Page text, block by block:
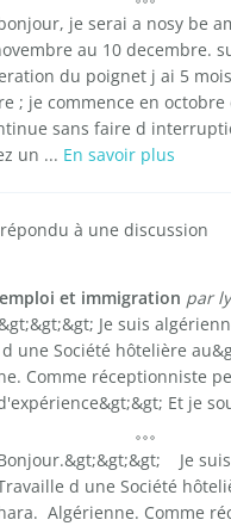
je serai a nosy be
au 10 decembre.
du poignet j ai 5
; je commence en
sans faire d
un ... En savoir plus
à une discussion
et immigration par
Je suis
une Société hôtelière
Comme réceptionniste
Et je
Je
d une Société
Algérienne. Comme